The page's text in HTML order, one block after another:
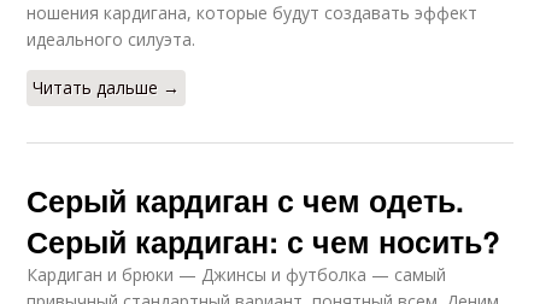
ношения кардигана, которые будут создавать эффект
идеального силуэта.
Читать дальше →
Серый кардиган с чем одеть.
Серый кардиган: с чем носить?
Кардиган и брюки — Джинсы и футболка — самый